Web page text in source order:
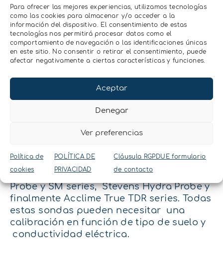
Para ofrecer las mejores experiencias, utilizamos tecnologías
como las cookies para almacenar y/o acceder a la
información del dispositivo. El consentimiento de estas
tecnologías nos permitirá procesar datos como el
comportamiento de navegación o las identificaciones únicas
en este sitio. No consentir o retirar el consentimiento, puede
afectar negativamente a ciertas características y funciones.
Aceptar
Denegar
Ver preferencias
Política de
cookies
POLÍTICA DE
PRIVACIDAD
Cláusula RGPDUE formulario
de contacto
que se puede omitir el efecto de la
salinidad.
Frequency-domain sensors (FDR): las
sondas FDR también utilizan el suelo
como condensador para medir la
frecuencia de resonancia máxima en
el circuito eléctrico, relacionando la
frecuencia con el contenido de agua.
Numerosos estudios han mostrado que
las siguientes sondas son adecuadas
Group (antes Decagon Devices)
10HS, 5TE, 5TM (actualmente TEROS 10,
TEROS 11 y TEROS 12)
, Campbell Scientific
CS655, TDR 200 y SoilVue10, Delta T Theta
Probe y SM series, Stevens Hydra Probe y
finalmente Acclime True TDR series. Todas
estas sondas pueden necesitar una
calibración en función de tipo de suelo y
conductividad eléctrica.